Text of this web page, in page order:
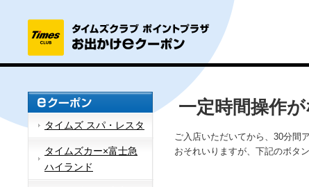
タイムズ スパ・レスタ
タイムズカー×富士急
ハイランド
一定時間操作
ご入店いただいてから、30分間
おそれいりますが、下記のボタ